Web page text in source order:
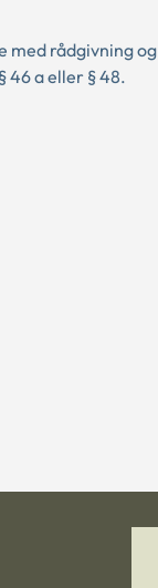
med rådgivning og
46 a eller § 48.